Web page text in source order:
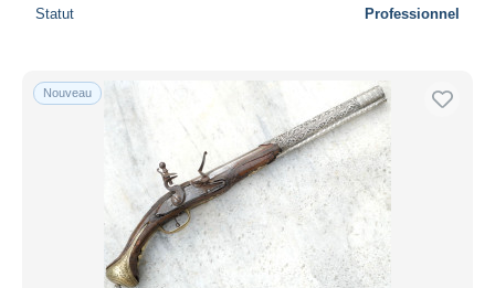
Statut Professionnel
Nouveau